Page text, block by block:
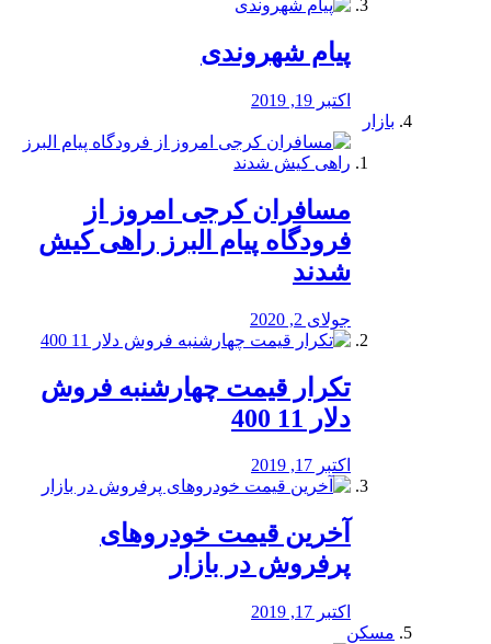
پیام شهروندی
اکتبر 19, 2019
بازار
مسافران کرجی امروز از
فرودگاه پیام البرز راهی کیش
شدند
جولای 2, 2020
تکرار قیمت چهارشنبه فروش
دلار 11 400
اکتبر 17, 2019
آخرین قیمت خودرو‌های
پرفروش در بازار
اکتبر 17, 2019
مسکن